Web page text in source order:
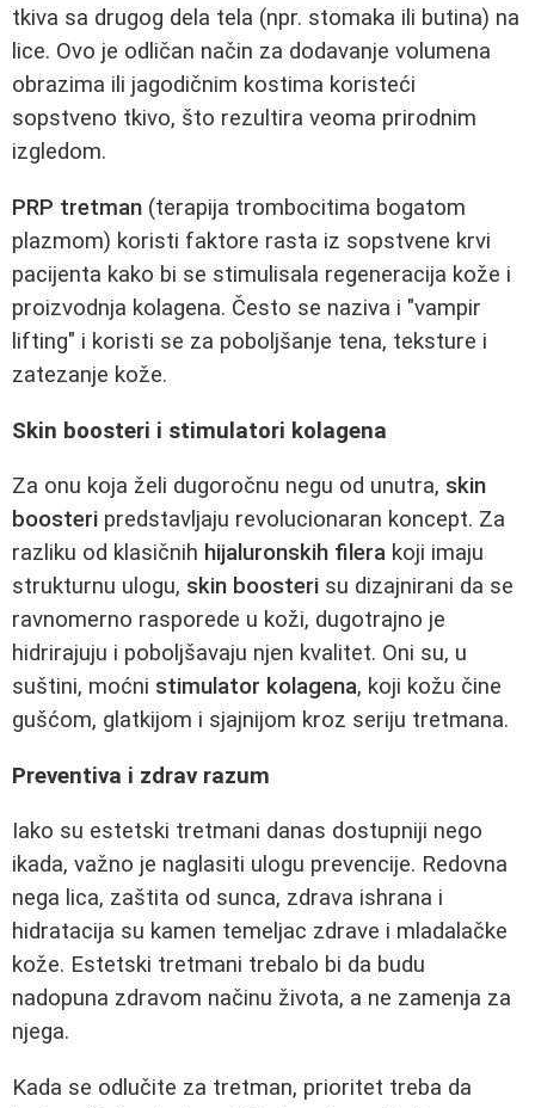
tkiva sa drugog dela tela (npr. stomaka ili butina) na
lice. Ovo je odličan način za dodavanje volumena
obrazima ili jagodičnim kostima koristeći
sopstveno tkivo, što rezultira veoma prirodnim
izgledom.
PRP tretman (terapija trombocitima bogatom
plazmom) koristi faktore rasta iz sopstvene krvi
pacijenta kako bi se stimulisala regeneracija kože i
proizvodnja kolagena. Često se naziva i "vampir
lifting" i koristi se za poboljšanje tena, teksture i
zatezanje kože.
Skin boosteri i stimulatori kolagena
Za onu koja želi dugoročnu negu od unutra, skin
boosteri predstavljaju revolucionaran koncept. Za
razliku od klasičnih hijaluronskih filera koji imaju
strukturnu ulogu, skin boosteri su dizajnirani da se
ravnomerno rasporede u koži, dugotrajno je
hidrirajuju i poboljšavaju njen kvalitet. Oni su, u
suštini, moćni stimulator kolagena, koji kožu čine
gušćom, glatkijom i sjajnijom kroz seriju tretmana.
Preventiva i zdrav razum
Iako su estetski tretmani danas dostupniji nego
ikada, važno je naglasiti ulogu prevencije. Redovna
nega lica, zaštita od sunca, zdrava ishrana i
hidratacija su kamen temeljac zdrave i mladalačke
kože. Estetski tretmani trebalo bi da budu
nadopuna zdravom načinu života, a ne zamenja za
njega.
Kada se odlučite za tretman, prioritet treba da